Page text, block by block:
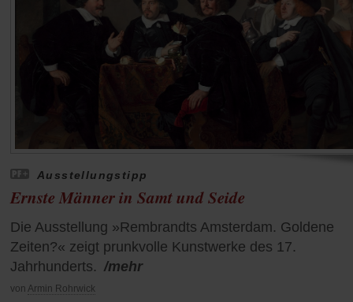
Ausstellungstipp
Ernste Männer in Samt und Seide
Die Ausstellung »Rembrandts Amsterdam. Goldene
Zeiten?« zeigt prunkvolle Kunstwerke des 17.
Jahrhunderts. /mehr
von Armin Rohrwick